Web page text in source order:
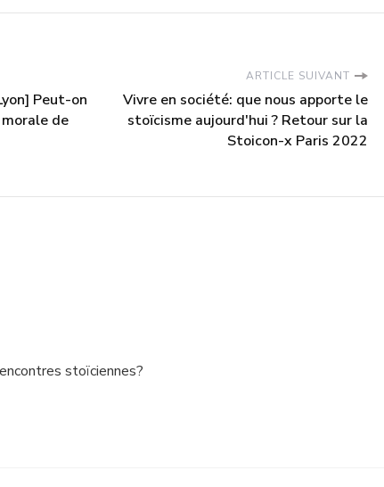
Peut-on
de
ARTICLE SUIVANT
Vivre en société: que nous apporte le
stoïcisme aujourd'hui ? Retour sur la
Stoicon-x Paris 2022
stoïciennes?